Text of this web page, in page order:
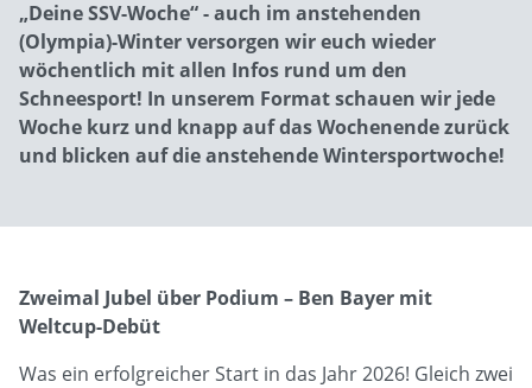
„Deine SSV-Woche“ - auch im anstehenden
(Olympia)-Winter versorgen wir euch wieder
wöchentlich mit allen Infos rund um den
Schneesport! In unserem Format schauen wir jede
Woche kurz und knapp auf das Wochenende zurück
und blicken auf die anstehende Wintersportwoche!
Zweimal Jubel über Podium – Ben Bayer mit
Weltcup-Debüt
Was ein erfolgreicher Start in das Jahr 2026! Gleich zwei